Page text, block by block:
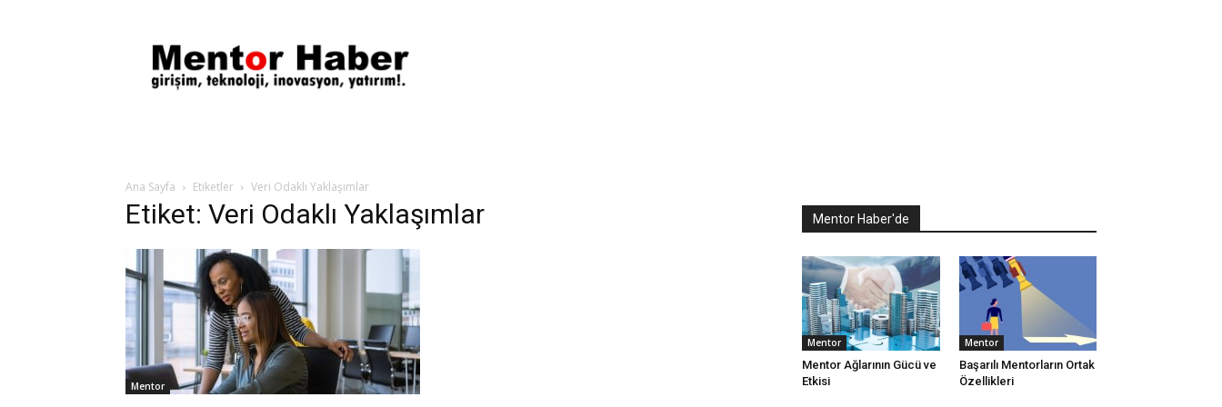
Haber
Ana Sayfa Etiketler Veri Odaklı Yaklaşımlar
Etiket: Veri Odaklı Yaklaşımlar
Mentor
Mentor Haber'de
Mentor
Mentor Ağlarının Gücü ve
Etkisi
Mentor
Başarılı Mentorların Ortak
Özellikleri